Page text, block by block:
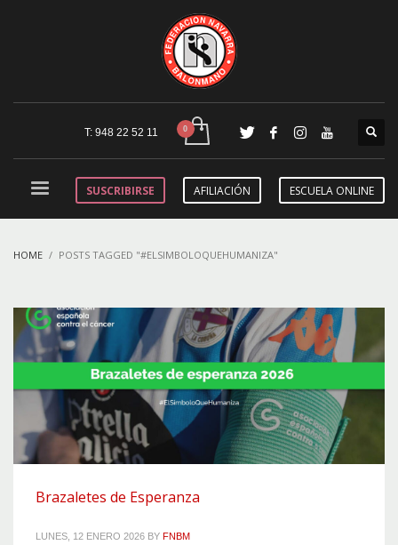
T: 948 22 52 11
SUSCRIBIRSE AFILIACIÓN ESCUELA ONLINE
HOME POSTS TAGGED "#ELSIMBOLOQUEHUMANIZA"
Brazaletes de Esperanza
LUNES, 12 ENERO 2026 BY FNBM